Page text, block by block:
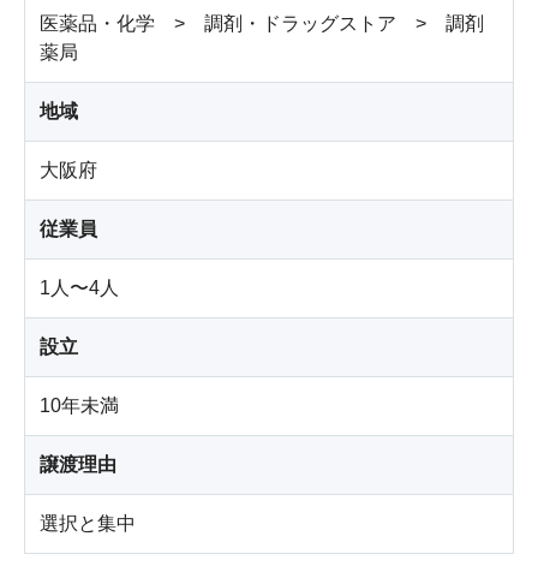
医薬品・化学 > 調剤・ドラッグストア > 調剤
薬局
地域
大阪府
従業員
1人〜4人
設立
10年未満
譲渡理由
選択と集中